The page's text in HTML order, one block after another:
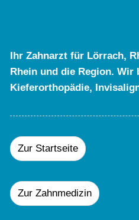
Ihr Zahnarzt für Lörrach,
Rhein und die Region. Wir
Kieferorthopädie,
Zur Startseite
Zur Zahnmedizin